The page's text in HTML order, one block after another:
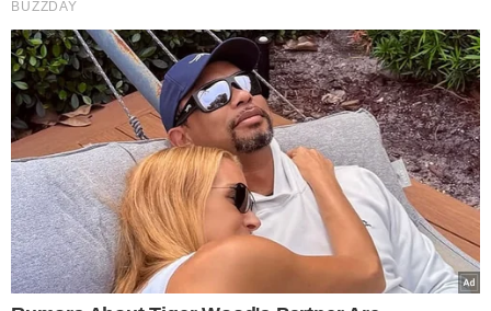
ultrapassando o argentinoFrancisco Cerúndolo.
PRÓXIMOS DESAFIOS
Após a participação em Roland Garros, João Fonseca
iniciará sua preparação para a temporada de grama. O
próximo compromisso será oATP 500 de Halle, na
Alemanha, que começa no dia 15 de junho. Depois, o
brasileiro disputará oATP 250 de Eastbourne, na
Inglaterra, antes de seguir paraWimbledon, terceiro
Grand Slam da temporada.
Já Jakub Mensik avançou às semifinais e enfrentará o
alemãoAlexander Zverev
, atual número 3 do mundo e
um dos favoritos ao título em Paris.